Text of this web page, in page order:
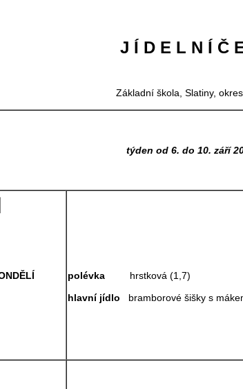
J Í D E L N Í Č
Základní škola, Slatiny,
týden od 6. do 10. září
polévka hrstková (1,7)
hlavní jídlo bramborové šišky s